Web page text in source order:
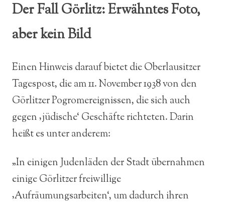
Der Fall Görlitz: Erwähntes Foto,
aber kein Bild
Einen Hinweis darauf bietet die Oberlausitzer
Tagespost, die am 11. November 1938 von den
Görlitzer Pogromereignissen, die sich auch
gegen ‚jüdische‘ Geschäfte richteten. Darin
heißt es unter anderem:
„In einigen Judenläden der Stadt übernahmen
einige Görlitzer freiwillige
‚Aufräumungsarbeiten‘, um dadurch ihren